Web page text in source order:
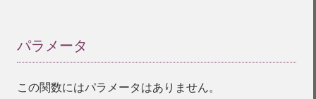
パラメータ
この関数にはパラメータはありません。